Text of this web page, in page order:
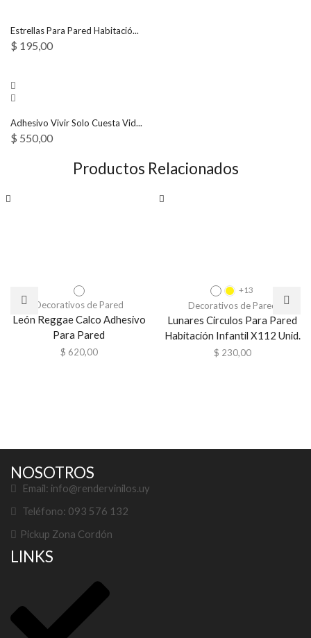
Estrellas Para Pared Habitació...
$ 195,00
Adhesivo Vivir Solo Cuesta Vid...
$ 550,00
Productos Relacionados
Decorativos de Pared
León Reggae Calco Adhesivo
Para Pared
$ 620,00
+13
Decorativos de Pared
Lunares Circulos Para Pared
Habitación Infantil X112 Unid.
$ 230,00
NOSOTROS
Email: info@rendervinilos.uy
Teléfono: 093 576 132
Pickup Zona Cordón
LINKS